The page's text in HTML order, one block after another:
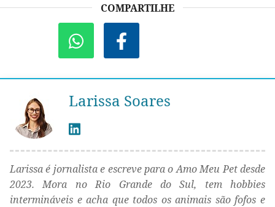
COMPARTILHE
Larissa Soares
Larissa é jornalista e escreve para o Amo Meu Pet desde
2023. Mora no Rio Grande do Sul, tem hobbies
intermináveis e acha que todos os animais são fofos e